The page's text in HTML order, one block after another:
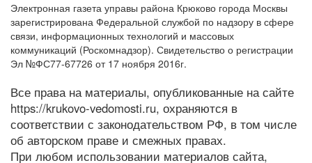
Электронная газета управы района Крюково города Москвы
зарегистрирована Федеральной службой по надзору в сфере
связи, информационных технологий и массовых
коммуникаций (Роскомнадзор). Свидетельство о регистрации
Эл №ФС77-67726 от 17 ноября 2016г.
Все права на материалы, опубликованные на сайте
https://krukovo-vedomosti.ru, охраняются в
соответствии с законодательством РФ, в том числе
об авторском праве и смежных правах.
При любом использовании материалов сайта,